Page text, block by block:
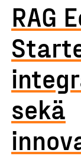
RAG
sekä